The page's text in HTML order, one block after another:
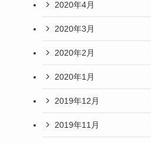
2020年4月
2020年3月
2020年2月
2020年1月
2019年12月
2019年11月